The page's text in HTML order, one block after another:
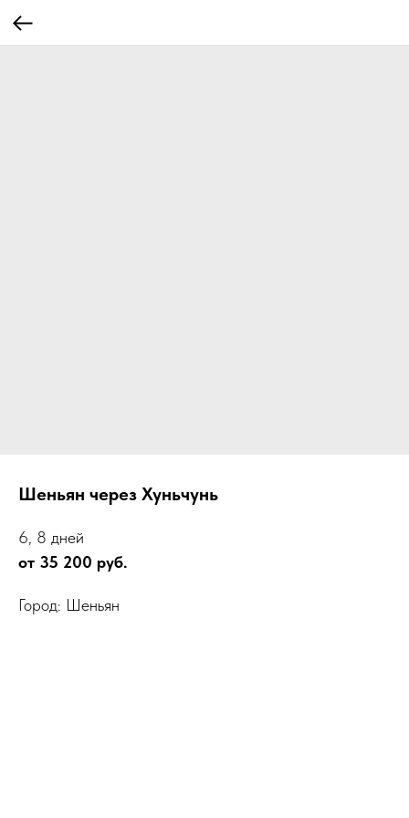
Шеньян через Хуньчунь
6, 8 дней
от 35 200 руб.
Город: Шеньян